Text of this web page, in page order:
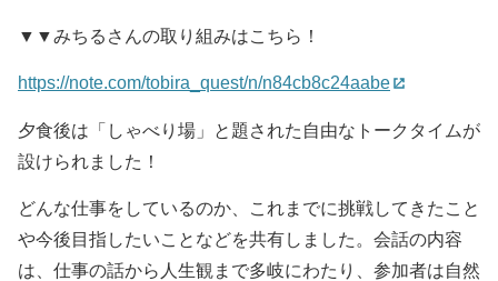
▼▼みちるさんの取り組みはこちら！
https://note.com/tobira_quest/n/n84cb8c24aabe
夕食後は「しゃべり場」と題された自由なトークタイムが
設けられました！
どんな仕事をしているのか、これまでに挑戦してきたこと
や今後目指したいことなどを共有しました。会話の内容
は、仕事の話から人生観まで多岐にわたり、参加者は自然